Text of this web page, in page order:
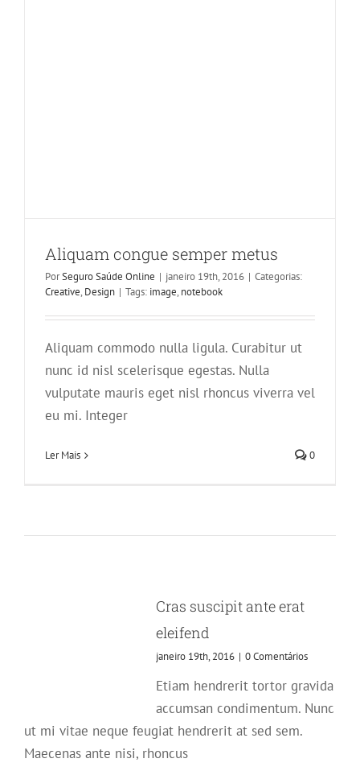
Aliquam congue semper metus
PorSeguro Saúde Online | janeiro 19th, 2016 | Categorias:
Creative, Design | Tags: image, notebook
Aliquam commodo nulla ligula. Curabitur ut
nunc id nisl scelerisque egestas. Nulla
vulputate mauris eget nisl rhoncus viverra vel
eu mi. Integer
Ler Mais 0
Cras suscipit ante erat
eleifend
janeiro 19th, 2016 | 0 Comentários
Etiam hendrerit tortor gravida
accumsan condimentum. Nunc
ut mi vitae neque feugiat hendrerit at sed sem.
Maecenas ante nisi, rhoncus